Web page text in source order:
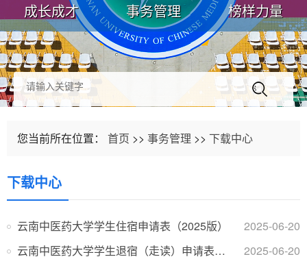
成长成才 事务管理 榜样力量
您当前所在位置： 首页 >> 事务管理 >> 下载中心
下载中心
云南中医药大学学生住宿申请表（2025版）
2025-06-20
云南中医药大学学生退宿（走读）申请表（2025版）
2025-06-20